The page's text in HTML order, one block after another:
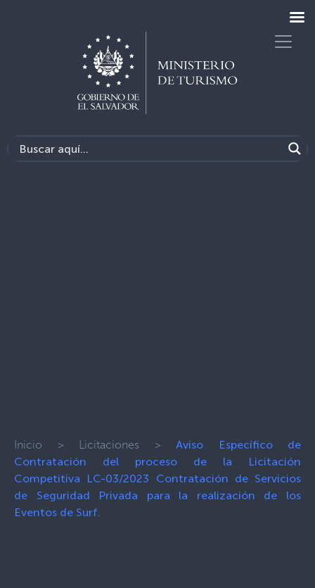
Inicio > Licitaciones > Aviso Específico de
Contratación del proceso de la Licitación
Competitiva LC-03/2023 Contratación de Servicios
de Seguridad Privada para la realización de los
Eventos de Surf.